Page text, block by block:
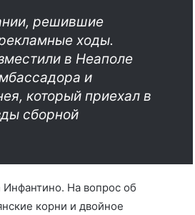
решившие
ходы.
в Неаполе
и
который приехал в
сборной
На вопрос об
корни и двойное